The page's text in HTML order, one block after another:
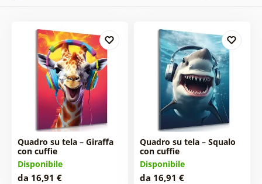
Quadro su tela – Giraffa
con cuffie
Disponibile
da 16,91 €
Quadro su tela – Squalo
con cuffie
Disponibile
da 16,91 €